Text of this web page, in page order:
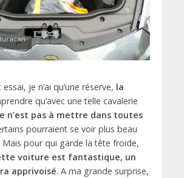
je n’ai qu’une réserve, la
qu’avec une telle cavalerie
n’est pas à mettre dans toutes
pourraient se voir plus beau
Mais pour qui garde la tête froide,
voiture est fantastique, un
apprivoisé. A ma grande surprise,